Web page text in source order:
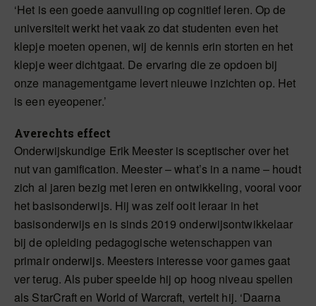
‘Het is een goede aanvulling op cognitief leren. Op de
universiteit werkt het vaak zo dat studenten even het
klepje moeten openen, wij de kennis erin storten en het
klepje weer dichtgaat. De ervaring die ze opdoen bij
onze managementgame levert nieuwe inzichten op. Het
is een eyeopener.’
Averechts effect
Onderwijskundige Erik Meester is sceptischer over het
nut van gamification. Meester – what’s in a name – houdt
zich al jaren bezig met leren en ontwikkeling, vooral voor
het basisonderwijs. Hij was zelf ooit leraar in het
basisonderwijs en is sinds 2019 onderwijsontwikkelaar
bij de opleiding pedagogische wetenschappen van
primair onderwijs. Meesters interesse voor games gaat
ver terug. Als puber speelde hij op hoog niveau spellen
als StarCraft en World of Warcraft, vertelt hij. ‘Daarna